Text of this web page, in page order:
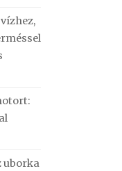
uborka